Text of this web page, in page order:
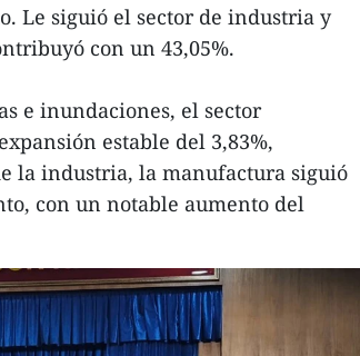
Le siguió el sector de industria y
con un 43,05%.
e inundaciones, el sector
estable del 3,83%,
la industria, la manufactura siguió
con un notable aumento del